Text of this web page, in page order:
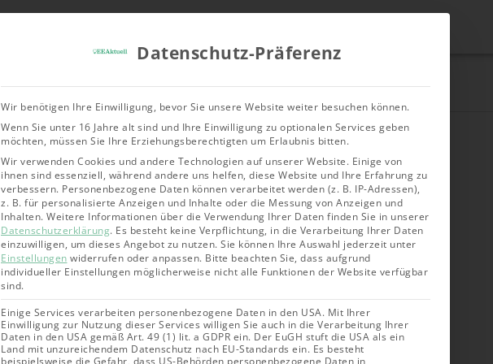
Datenschutz-Präferenz
Wir benötigen Ihre Einwilligung, bevor Sie unsere Website weiter besuchen können.
Wenn Sie unter 16 Jahre alt sind und Ihre Einwilligung zu optionalen Services geben
möchten, müssen Sie Ihre Erziehungsberechtigten um Erlaubnis bitten.
Wir verwenden Cookies und andere Technologien auf unserer Website. Einige von
ihnen sind essenziell, während andere uns helfen, diese Website und Ihre Erfahrung zu
verbessern. Personenbezogene Daten können verarbeitet werden (z. B. IP-Adressen),
z. B. für personalisierte Anzeigen und Inhalte oder die Messung von Anzeigen und
Inhalten. Weitere Informationen über die Verwendung Ihrer Daten finden Sie in unserer
Datenschutzerklärung. Es besteht keine Verpflichtung, in die Verarbeitung Ihrer Daten
einzuwilligen, um dieses Angebot zu nutzen. Sie können Ihre Auswahl jederzeit unter
Einstellungen widerrufen oder anpassen. Bitte beachten Sie, dass aufgrund
individueller Einstellungen möglicherweise nicht alle Funktionen der Website verfügbar
sind.
Einige Services verarbeiten personenbezogene Daten in den USA. Mit Ihrer
Einwilligung zur Nutzung dieser Services willigen Sie auch in die Verarbeitung Ihrer
Daten in den USA gemäß Art. 49 (1) lit. a GDPR ein. Der EuGH stuft die USA als ein
Land mit unzureichendem Datenschutz nach EU-Standards ein. Es besteht
beispielsweise die Gefahr, dass US-Behörden personenbezogene Daten in